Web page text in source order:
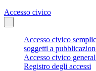
Accesso civico
Accesso civico
soggetti a
Accesso civico
Registro degli accessi